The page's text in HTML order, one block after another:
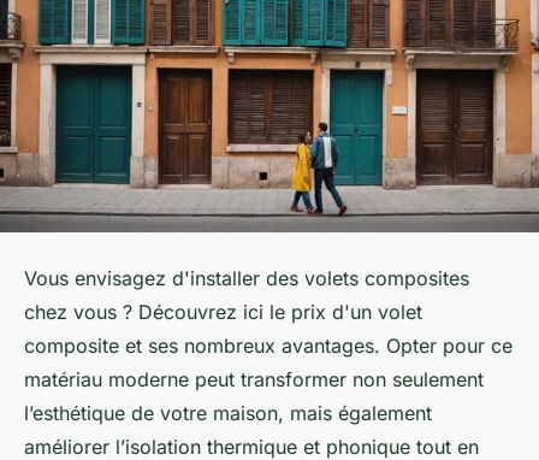
Vous envisagez d'installer des volets composites
chez vous ? Découvrez ici le prix d'un volet
composite et ses nombreux avantages. Opter pour ce
matériau moderne peut transformer non seulement
l’esthétique de votre maison, mais également
améliorer l’isolation thermique et phonique tout en